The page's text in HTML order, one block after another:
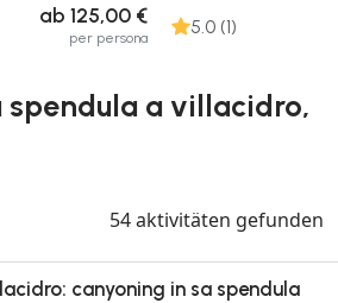
ab 125,00 €
per persona 5.0 (1)
spendula a villacidro,
54aktivitäten gefunden
canyoning in sa spendula